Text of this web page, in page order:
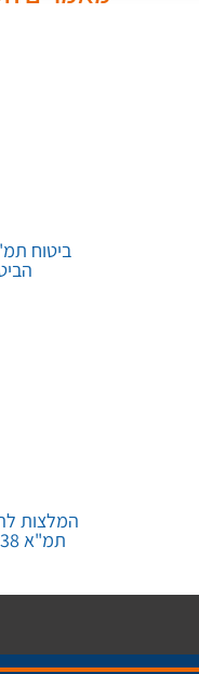
המלצות
תמ"א 38 ובפרויקטים של בנייה